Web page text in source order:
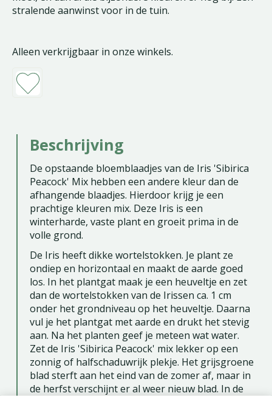
stralende aanwinst voor in de tuin.
Alleen verkrijgbaar in onze winkels.
Beschrijving
De opstaande bloemblaadjes van de Iris 'Sibirica
Peacock' Mix hebben een andere kleur dan de
afhangende blaadjes. Hierdoor krijg je een
prachtige kleuren mix. Deze Iris is een
winterharde, vaste plant en groeit prima in de
volle grond.
De Iris heeft dikke wortelstokken. Je plant ze
ondiep en horizontaal en maakt de aarde goed
los. In het plantgat maak je een heuveltje en zet
dan de wortelstokken van de Irissen ca. 1 cm
onder het grondniveau op het heuveltje. Daarna
vul je het plantgat met aarde en drukt het stevig
aan. Na het planten geef je meteen wat water.
Zet de Iris 'Sibirica Peacock' mix lekker op een
zonnig of halfschaduwrijk plekje. Het grijsgroene
blad sterft aan het eind van de zomer af, maar in
de herfst verschijnt er al weer nieuw blad. In de